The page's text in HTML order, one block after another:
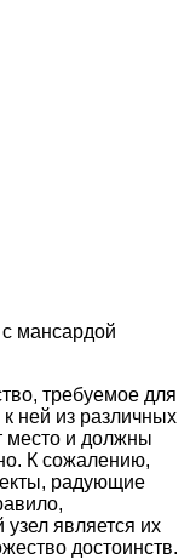
мансардой
требуемое для
ней из различных
место и должны
К сожалению,
радующие
является их
достоинств.